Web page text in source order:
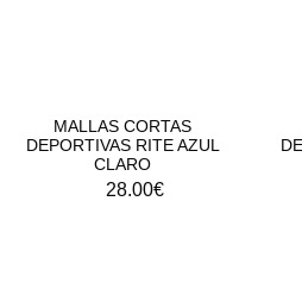
MALLAS CORTAS
DEPORTIVAS RITE AZUL
CLARO
28.00€